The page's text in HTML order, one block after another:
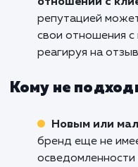
Кому
Брендам,
негативной
управления
онлайн-имидж.